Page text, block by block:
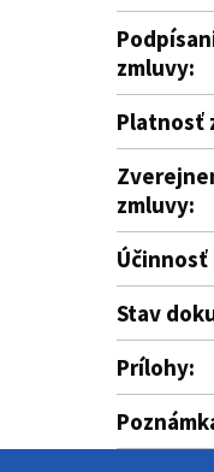
zmluvy:
Platnosť
zmluvy:
Účinnosť
Stav
Prílohy: